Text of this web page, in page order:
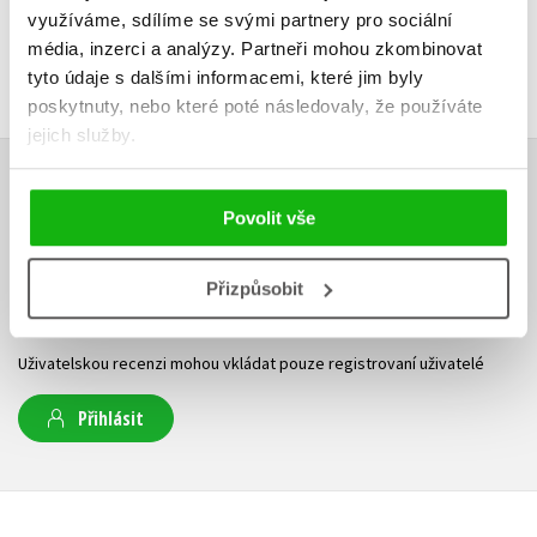
využíváme, sdílíme se svými partnery pro sociální
média, inzerci a analýzy. Partneři mohou zkombinovat
tyto údaje s dalšími informacemi, které jim byly
poskytnuty, nebo které poté následovaly, že používáte
jejich služby.
Povolit vše
Přizpůsobit
HODNOCENÍ ČTENÁŘŮ
V současné době nejsou vytvořena žádná uživatelská hodnocení.
Vaše hodnocení
Uživatelskou recenzi mohou vkládat pouze registrovaní uživatelé
Přihlásit